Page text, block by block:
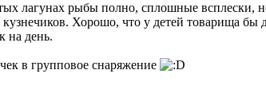
лагунах рыбы полно, сплошные всплески,
кузнечиков. Хорошо, что у детей товарища
на день.
в групповое снаряжение